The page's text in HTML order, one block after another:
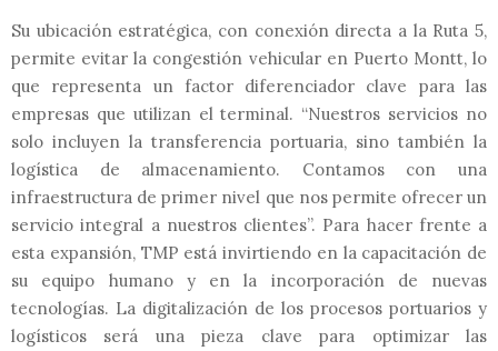
Su ubicación estratégica, con conexión directa a la Ruta 5,
permite evitar la congestión vehicular en Puerto Montt, lo
que representa un factor diferenciador clave para las
empresas que utilizan el terminal. “Nuestros servicios no
solo incluyen la transferencia portuaria, sino también la
logística de almacenamiento. Contamos con una
infraestructura de primer nivel que nos permite ofrecer un
servicio integral a nuestros clientes”. Para hacer frente a
esta expansión, TMP está invirtiendo en la capacitación de
su equipo humano y en la incorporación de nuevas
tecnologías. La digitalización de los procesos portuarios y
logísticos será una pieza clave para optimizar las